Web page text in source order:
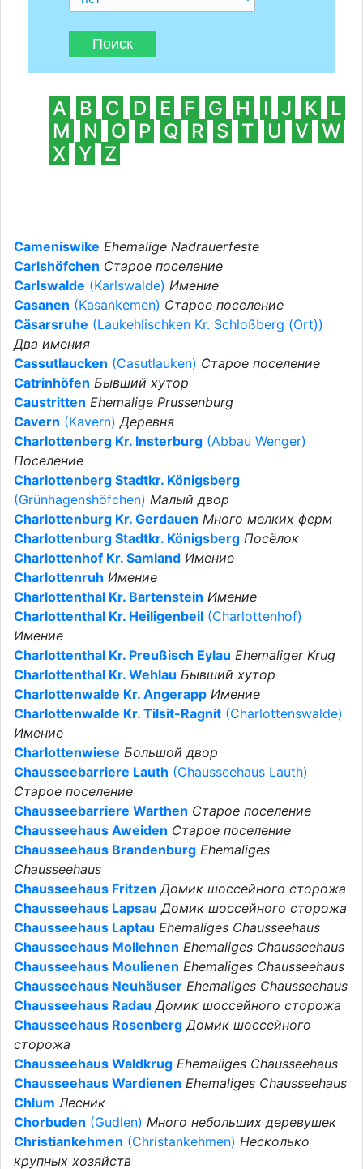
А B C D E F G H I J К
L
M
N O P Q R S T U V W
X Y Z
Cameniswike Ehemalige Nadrauerfeste
Carlshöfchen Старое поселение
Carlswalde (Karlswalde) Имение
Casanen (Kasankemen) Старое поселение
Cäsarsruhe (Laukehlischken Kr. Schloßberg (Ort))
Два имения
Cassutlaucken (Casutlauken) Старое поселение
Catrinhöfen Бывший хутор
Caustritten Ehemalige Prussenburg
Cavern (Kavern)Деревня
Charlottenberg Kr. Insterburg (Abbau Wenger)
Поселение
Charlottenberg Stadtkr. Königsberg
(Grünhagenshöfchen) Малый двор
Charlottenburg Kr. Gerdauen Много мелких ферм
Charlottenburg Stadtkr. Königsberg Посёлок
Charlottenhof Kr. Samland Имение
Charlottenruh Имение
Charlottenthal Kr. Bartenstein Имение
Charlottenthal Kr. Heiligenbeil (Charlottenhof)
Имение
Charlottenthal Kr. Preußisch Eylau Ehemaliger Krug
Charlottenthal Kr. Wehlau Бывший хутор
Charlottenwalde Kr. Angerapp Имение
Charlottenwalde Kr. Tilsit-Ragnit (Charlottenswalde)
Имение
Charlottenwiese Большой двор
Chausseebarriere Lauth (Chausseehaus Lauth)
Старое поселение
Chausseebarriere Warthen Старое поселение
Chausseehaus Aweiden Старое поселение
Chausseehaus Brandenburg Ehemaliges
Chausseehaus
Chausseehaus Fritzen Домик шоссейного сторожа
Chausseehaus Lapsau Домик шоссейного сторожа
Chausseehaus Laptau Ehemaliges Chausseehaus
Chausseehaus Mollehnen Ehemaliges Chausseehaus
Chausseehaus Moulienen Ehemaliges Chausseehaus
Chausseehaus Neuhäuser Ehemaliges Chausseehaus
Chausseehaus Radau Домик шоссейного сторожа
Chausseehaus Rosenberg Домик шоссейного
сторожа
Chausseehaus Waldkrug Ehemaliges Chausseehaus
Chausseehaus Wardienen Ehemaliges Chausseehaus
Chlum Лесник
Chorbuden (Gudlen) Много небольших деревушек
Christiankehmen (Christankehmen) Несколько
крупных хозяйств